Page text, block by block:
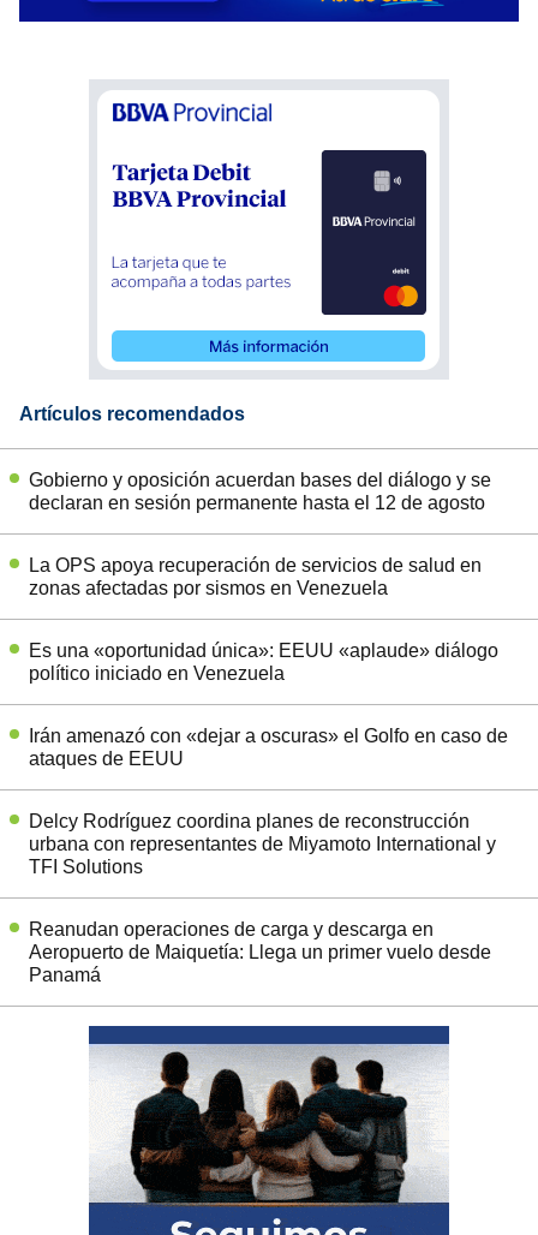
Artículos recomendados
Gobierno y oposición acuerdan bases del diálogo y se
declaran en sesión permanente hasta el 12 de agosto
La OPS apoya recuperación de servicios de salud en
zonas afectadas por sismos en Venezuela
Es una «oportunidad única»: EEUU «aplaude» diálogo
político iniciado en Venezuela
Irán amenazó con «dejar a oscuras» el Golfo en caso de
ataques de EEUU
Delcy Rodríguez coordina planes de reconstrucción
urbana con representantes de Miyamoto International y
TFI Solutions
Reanudan operaciones de carga y descarga en
Aeropuerto de Maiquetía: Llega un primer vuelo desde
Panamá